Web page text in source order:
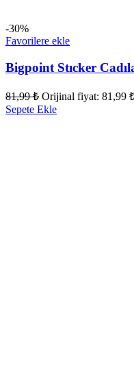
-30%
Favorilere ekle
Bigpoint Stıcker
81,99₺ Orijinal fiyat: 81,99
Sepete Ekle